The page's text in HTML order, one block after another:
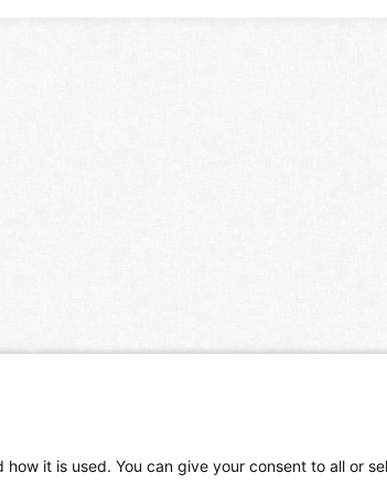
it is used. You can give your consent to all or